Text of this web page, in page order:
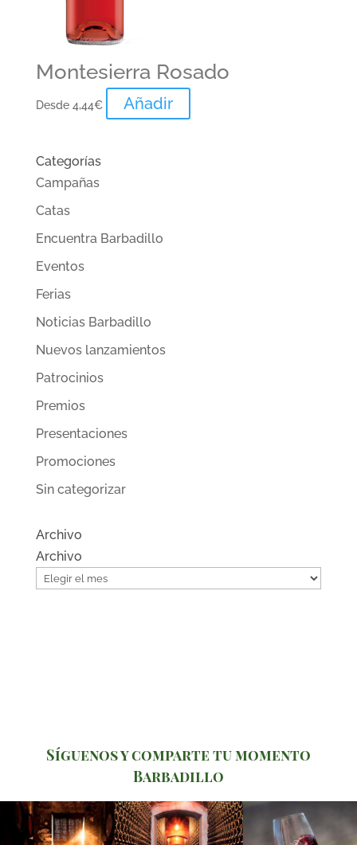
Montesierra Rosado
Desde 4,44€ Añadir
Categorías
Campañas
Catas
Encuentra Barbadillo
Eventos
Ferias
Noticias Barbadillo
Nuevos lanzamientos
Patrocinios
Premios
Presentaciones
Promociones
Sin categorizar
Archivo
Archivo
Síguenos y comparte tu momento
Barbadillo